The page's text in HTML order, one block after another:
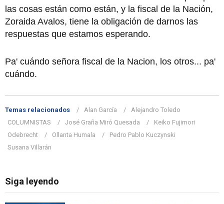
las cosas están como están, y la fiscal de la Nación,
Zoraida Avalos, tiene la obligación de darnos las
respuestas que estamos esperando.
Pa' cuándo señora fiscal de la Nacion, los otros... pa'
cuándo.
Temas relacionados Alan García
Alejandro Toledo
COLUMNISTAS
José Graña Miró Quesada
Keiko Fujimori
Odebrecht
Ollanta Humala
Pedro Pablo Kuczynski
Susana Villarán
Siga leyendo